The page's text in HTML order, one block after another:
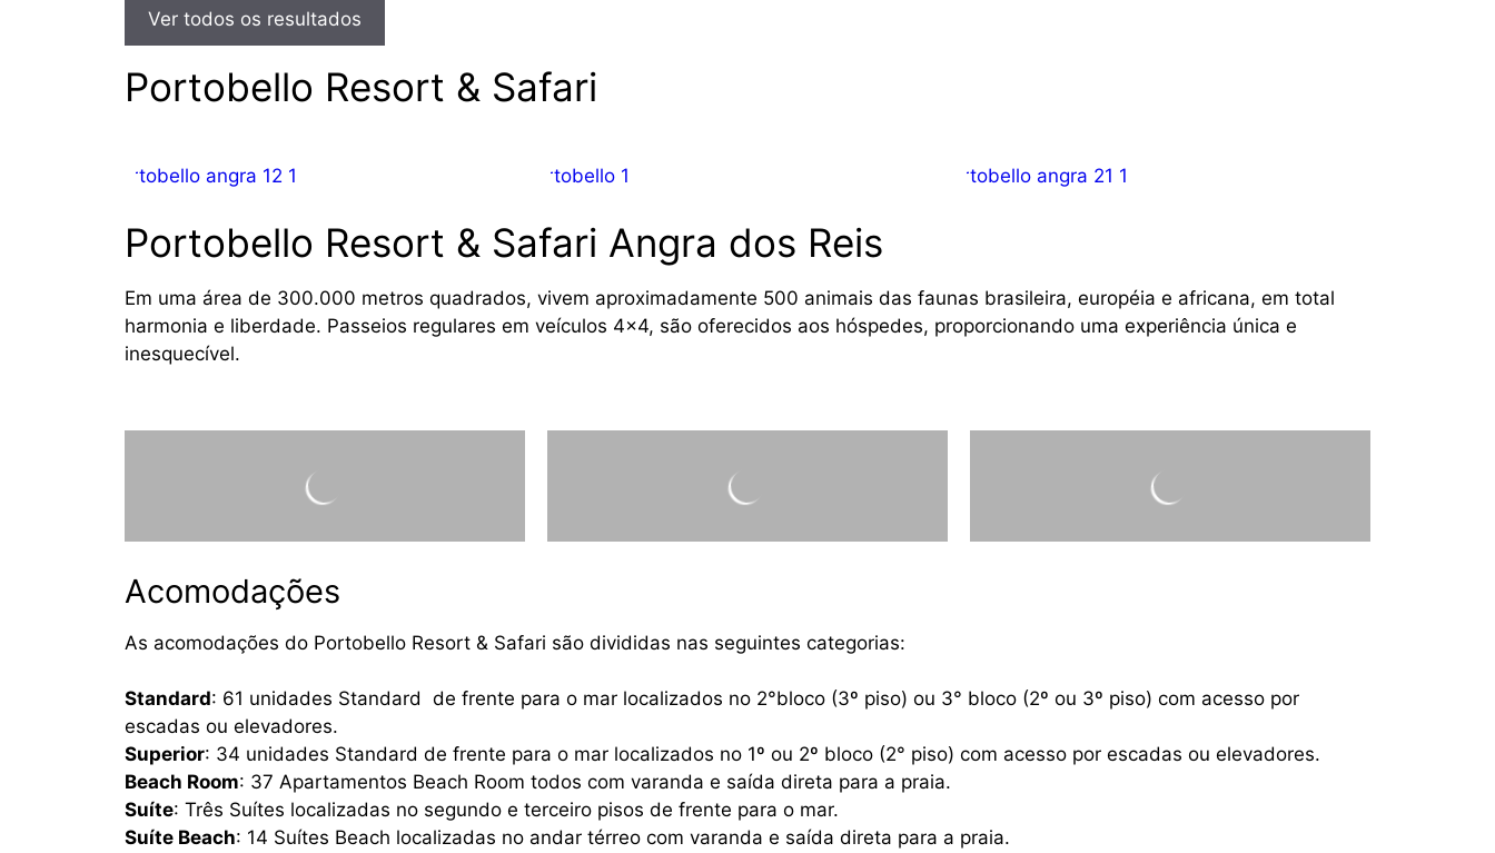
Ver todos os resultados
Portobello Resort & Safari
Portobello Resort & Safari Angra dos Reis
Em uma área de 300.000 metros quadrados, vivem aproximadamente 500 animais das faunas brasileira, européia e africana, em total
harmonia e liberdade. Passeios regulares em veículos 4×4, são oferecidos aos hóspedes, proporcionando uma experiência única e
inesquecível.
Acomodações
As acomodações do Portobello Resort & Safari são divididas nas seguintes categorias:
Standard: 61 unidades Standard de frente para o mar localizados no 2°bloco (3º piso) ou 3° bloco (2º ou 3º piso) com acesso por
escadas ou elevadores.
Superior: 34 unidades Standard de frente para o mar localizados no 1º ou 2º bloco (2° piso) com acesso por escadas ou elevadores.
Beach Room: 37 Apartamentos Beach Room todos com varanda e saída direta para a praia.
Suíte: Três Suítes localizadas no segundo e terceiro pisos de frente para o mar.
Suíte Beach: 14 Suítes Beach localizadas no andar térreo com varanda e saída direta para a praia.